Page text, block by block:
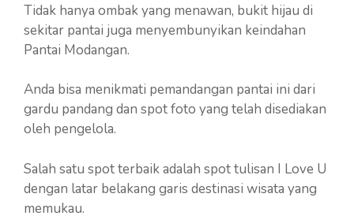
Tidak hanya ombak yang menawan, bukit hijau di
sekitar pantai juga menyembunyikan keindahan
Pantai Modangan.
Anda bisa menikmati pemandangan pantai ini dari
gardu pandang dan spot foto yang telah disediakan
oleh pengelola.
Salah satu spot terbaik adalah spot tulisan I Love U
dengan latar belakang garis destinasi wisata yang
memukau.